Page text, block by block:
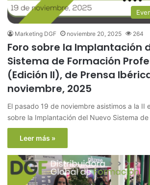
Marketing DGF noviembre 20, 2025 264
Foro sobre la Implantación
Sistema de Formación
(Edición II), de Prensa
noviembre, 2025
El pasado 19 de noviembre asistimos a la II
sobre la Implantación del Nuevo Sistema
Leer más »